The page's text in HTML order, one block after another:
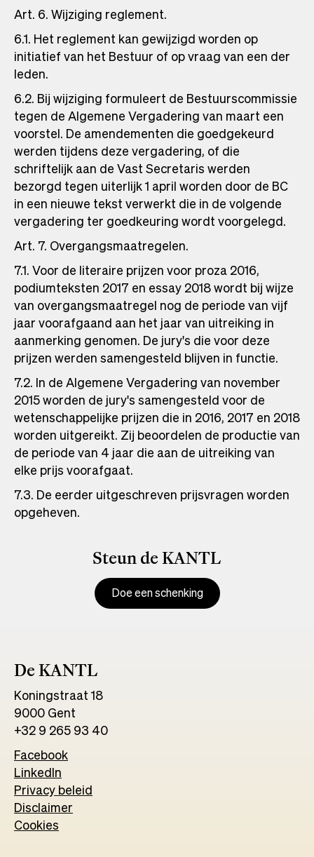
Art. 6. Wijziging reglement.
6.1. Het reglement kan gewijzigd worden op
initiatief van het Bestuur of op vraag van een der
leden.
6.2. Bij wijziging formuleert de Bestuurscommissie
tegen de Algemene Vergadering van maart een
voorstel. De amendementen die goedgekeurd
werden tijdens deze vergadering, of die
schriftelijk aan de Vast Secretaris werden
bezorgd tegen uiterlijk 1 april worden door de BC
in een nieuwe tekst verwerkt die in de volgende
vergadering ter goedkeuring wordt voorgelegd.
Art. 7. Overgangsmaatregelen.
7.1. Voor de literaire prijzen voor proza 2016,
podiumteksten 2017 en essay 2018 wordt bij wijze
van overgangsmaatregel nog de periode van vijf
jaar voorafgaand aan het jaar van uitreiking in
aanmerking genomen. De jury's die voor deze
prijzen werden samengesteld blijven in functie.
7.2. In de Algemene Vergadering van november
2015 worden de jury's samengesteld voor de
wetenschappelijke prijzen die in 2016, 2017 en 2018
worden uitgereikt. Zij beoordelen de productie van
de periode van 4 jaar die aan de uitreiking van
elke prijs voorafgaat.
7.3. De eerder uitgeschreven prijsvragen worden
opgeheven.
Steun de KANTL
Doe een schenking
De KANTL
Koningstraat 18
9000 Gent
+32 9 265 93 40
Facebook
a
new
LinkedIn
in
a
Privacy beleid
Disclaimer
Cookies